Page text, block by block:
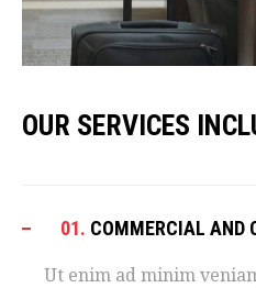
OUR SERVICES
01. COMMERCIAL AND
Ut enim ad minim